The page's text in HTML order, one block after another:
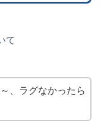
て
、ラグなかったら